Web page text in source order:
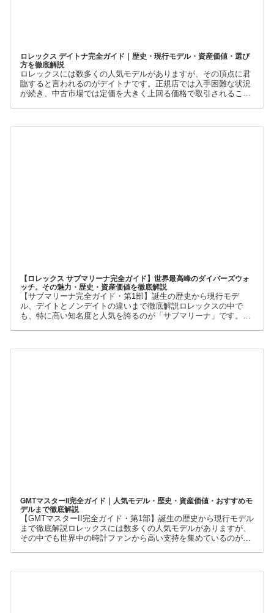
ロレックス デイトナ完全ガイド｜歴史・現行モデル・資産価値・選び
方を徹底解説
ロレックスには数多くの人気モデルがありますが、その頂点に君
臨すると言われるのがデイトナです。正規店では入手困難な状況
が続き、中古市場では定価を大きく上回る価格で取引されること
【ロレックス サブマリーナ完全ガイド】世界最高峰のダイバーズウォ
ッチ。その魅力・歴史・資産価値を徹底解説
【サブマリーナ完全ガイド・第1部】誕生の歴史から現行モデ
ル、デイトとノンデイトの違いまで徹底解説ロレックスの中で
も、特に高い知名度と人気を誇るのが「サブマリーナ」です。高
GMTマスターII完全ガイド｜人気モデル・歴史・資産価値・おすすめモ
デルまで徹底解説
【GMTマスターII完全ガイド・第1部】誕生の歴史から現行モデル
まで徹底解説ロレックスには数多くの人気モデルがありますが、
その中でも世界中の時計ファンから高い支持を集めているのが